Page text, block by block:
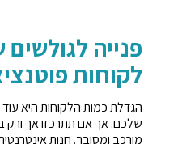
פנייה לגולשים
לקוחות
הגדלת כמות הלקוחות היא
שלכם. אך אם תתרכזו אך ורק
מורכב ומסובך. חנות